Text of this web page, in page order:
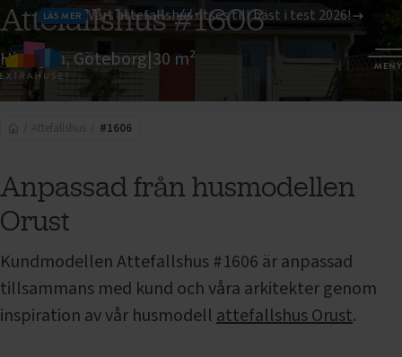
LÄS MER Vårt attefallshus utses till bäst i test 2026!
MENY
Attefallshus#1606
Hisingen, Göteborg|30 m²
#1606 BILDER
#1606
Anpassad från husmodellen
Orust
KundmodellenAttefallshus#1606 är anpassad
tillsammans med kund och våra arkitekter genom
inspiration av vår husmodellattefallshus Orust.